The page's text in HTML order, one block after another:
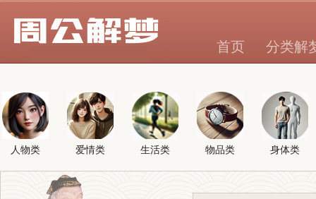
首页 分类解
人物类 爱情类 生活类 物品类 身体类